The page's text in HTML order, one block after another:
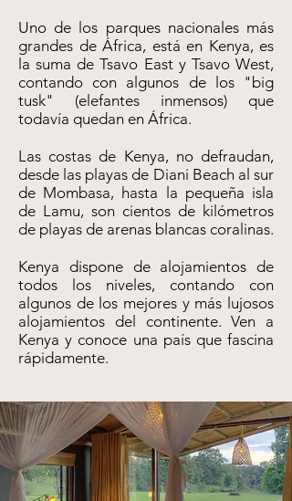
Uno de los parques nacionales más
grandes de África, está en Kenya, es
la suma de Tsavo East y Tsavo West,
contando con algunos de los "big
tusk" (elefantes inmensos) que
todavía quedan en África.
Las costas de Kenya, no defraudan,
desde las playas de Diani Beach al sur
de Mombasa, hasta la pequeña isla
de Lamu, son cientos de kilómetros
de playas de arenas blancas coralinas.
Kenya dispone de alojamientos de
todos los niveles, contando con
algunos de los mejores y más lujosos
alojamientos del continente. Ven a
Kenya y conoce una país que fascina
rápidamente.